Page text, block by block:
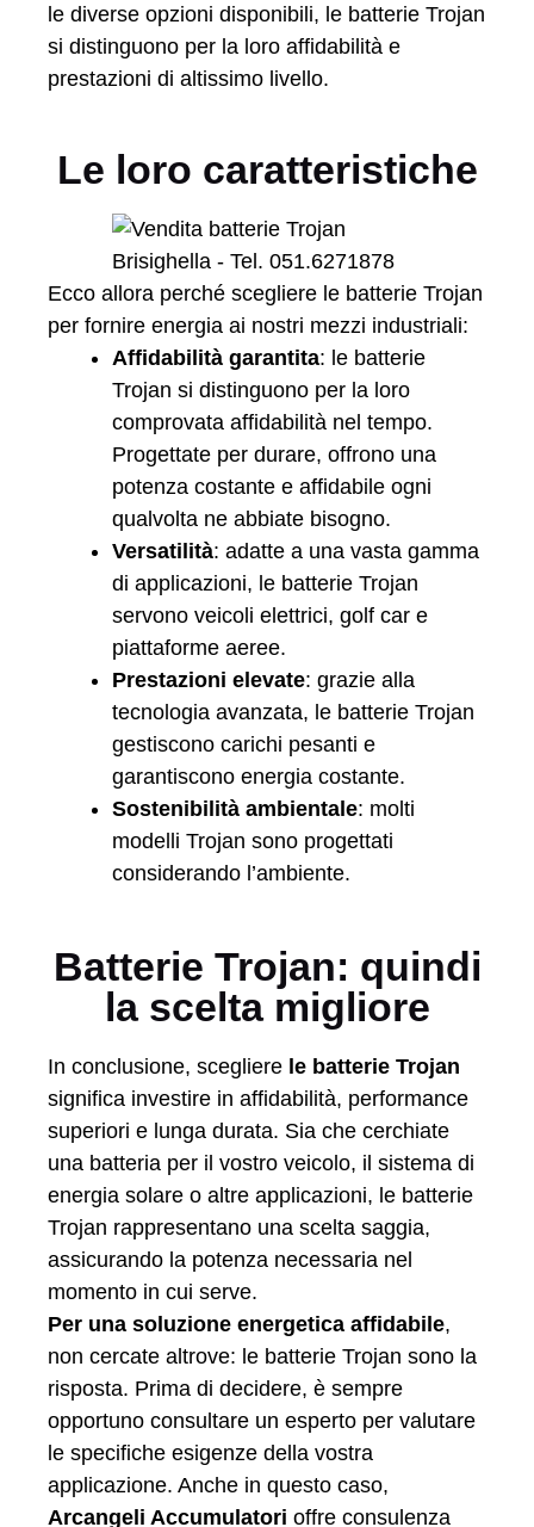
le diverse opzioni disponibili, le batterie Trojan
si distinguono per la loro affidabilità e
prestazioni di altissimo livello.
Le loro caratteristiche
Ecco allora perché scegliere le batterie Trojan
per fornire energia ai nostri mezzi industriali:
Affidabilità garantita: le batterie
Trojan si distinguono per la loro
comprovata affidabilità nel tempo.
Progettate per durare, offrono una
potenza costante e affidabile ogni
qualvolta ne abbiate bisogno.
Versatilità: adatte a una vasta gamma
di applicazioni, le batterie Trojan
servono veicoli elettrici, golf car e
piattaforme aeree.
Prestazioni elevate: grazie alla
tecnologia avanzata, le batterie Trojan
gestiscono carichi pesanti e
garantiscono energia costante.
Sostenibilità ambientale: molti
modelli Trojan sono progettati
considerando l’ambiente.
Batterie Trojan: quindi
la scelta migliore
In conclusione, scegliere le batterie Trojan
significa investire in affidabilità, performance
superiori e lunga durata. Sia che cerchiate
una batteria per il vostro veicolo, il sistema di
energia solare o altre applicazioni, le batterie
Trojan rappresentano una scelta saggia,
assicurando la potenza necessaria nel
momento in cui serve.
Per una soluzione energetica affidabile,
non cercate altrove: le batterie Trojan sono la
risposta. Prima di decidere, è sempre
opportuno consultare un esperto per valutare
le specifiche esigenze della vostra
applicazione. Anche in questo caso,
Arcangeli Accumulatori offre consulenza